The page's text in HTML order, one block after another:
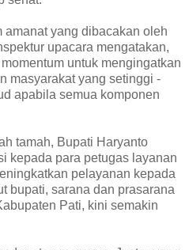
amanat yang dibacakan oleh
upacara mengatakan,
untuk mengingatkan
masyarakat yang setinggi -
apabila semua komponen
tamah, Bupati Haryanto
kepada para petugas layanan
pelayanan kepada
bupati, sarana dan prasarana
Pati, kini semakin